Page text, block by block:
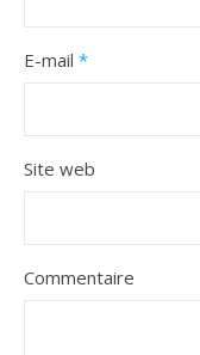
E-mail *
Site web
Commentaire